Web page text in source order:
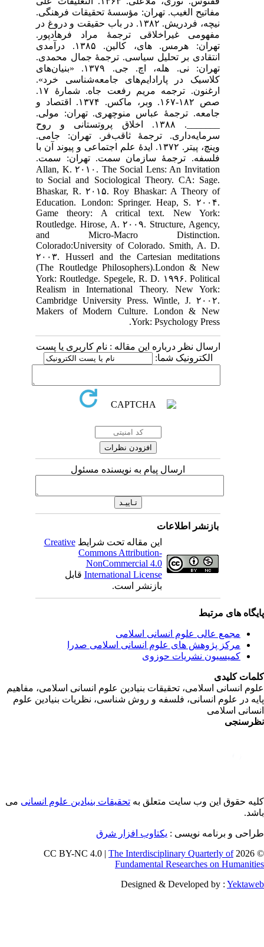
مفاتیح الغیب. تهران: مؤسسۀ تحقیقات فرهنگی.
نیچه، فردریش. ۱۳۸۲. در باب حقیقت و دروغ در
مفهومی غیراخلاقی ترجمۀ مراد فرهادپور.
تهران: هرمس. های، کالین. ۱۳۸۵. درآمدی
انتقادی بر تحلیل سیاسی. ترجمۀ جمال محمدی.
تهران: نی. هله، اچ. جی. ۱۳۷۹. «بنیان‌های
کلاسیک در پارادایم‌های جامعه‌شناسی خرد».
ارغنون. ترجمه مریم رفعت جاه. شمارۀ ۱۷.
صص ۱۸۲-۱۶۷. وبر، ماکس. ۱۳۷۴. اقتصاد و
جامعه. ترجمۀ عباس منوچهری. تهران: مولی.
_______. ۱۳۸۸. اخلاق پروتستانی و روح
سرمایه‌داری. ترجمۀ ثاقب‌فر. تهران: جامی.
وینچ، پیتر. ۱۳۷۲. ایدۀ علم اجتماعی و پیوند آن با
فلسفه. ترجمۀ سازمان سمت. تهران: سمت.
Allan, K. ۲۰۱۰. The Social Lens: An Invitation
to Social and Sociological Theory. CA: Sage.
Bhaskar, R. ۲۰۱۵. Roy Bhaskar: A Theory of
Education. London: Springer. Heap, S. ۲۰۰۴.
Game theory: A critical text. New York:
Routledge. Hirose, A. ۲۰۰۹. Structure, Agency,
and Micro-Macro Distinction.
Colorado:University of Colorado. Smith, A. D.
۲۰۰۳. Husserl and the Cartesian meditations
(The Routledge Philosophers).London & New
York: Routledge. Spegele, R. D. ۱۹۹۶. Political
Realism in International Theory. New York:
Cambridge University Press. Wintle, J. ۲۰۰۲.
Makers of Modern Culture. London & New
York: Psychology Press.
ارسال نظر درباره این مقاله : نام کاربری یا پست
الکترونیک شما:
ارسال پیام به نویسنده مسئول
بازنشر اطلاعات
این مقاله تحت شرایطCreative
Commons Attribution-
NonCommercial 4.0
International Licenseقابل
بازنشر است.
های مرتبط
مجمع عالی علوم انسانی اسلامی
مرکز پژوهش های علوم انسانی اسلامی صدرا
کمیسیون نشریات حوزوی
کلیدی
انسانی اسلامی، تحقیقات بنیادین علوم انسانی اسلامی، مفاهیم
در علوم انسانی، فلسفه و روش شناسی، نظریات بنیادین علوم
اسلامی
حقوق این وب سایت متعلق بهتحقیقات بنیادین علوم انسانیمی
و برنامه نویسی : یکتاوب افزار شرق
©
The Interdisciplinary Quarterly of
Fundamental Researches on
Designed & Developed by :